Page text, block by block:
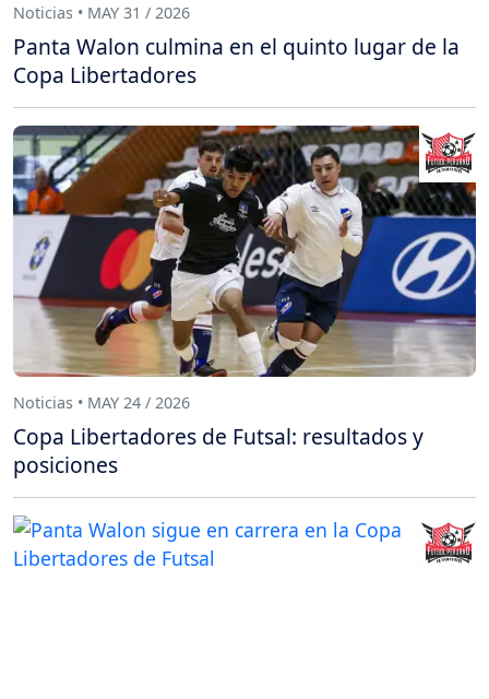
Noticias • MAY 31 / 2026
Panta Walon culmina en el quinto lugar de la
Copa Libertadores
Noticias • MAY 24 / 2026
Copa Libertadores de Futsal: resultados y
posiciones